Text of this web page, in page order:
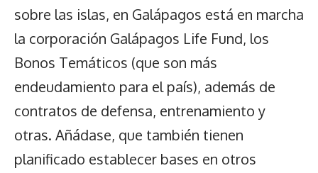
sobre las islas, en Galápagos está en marcha
la corporación Galápagos Life Fund, los
Bonos Temáticos (que son más
endeudamiento para el país), además de
contratos de defensa, entrenamiento y
otras. Añádase, que también tienen
planificado establecer bases en otros